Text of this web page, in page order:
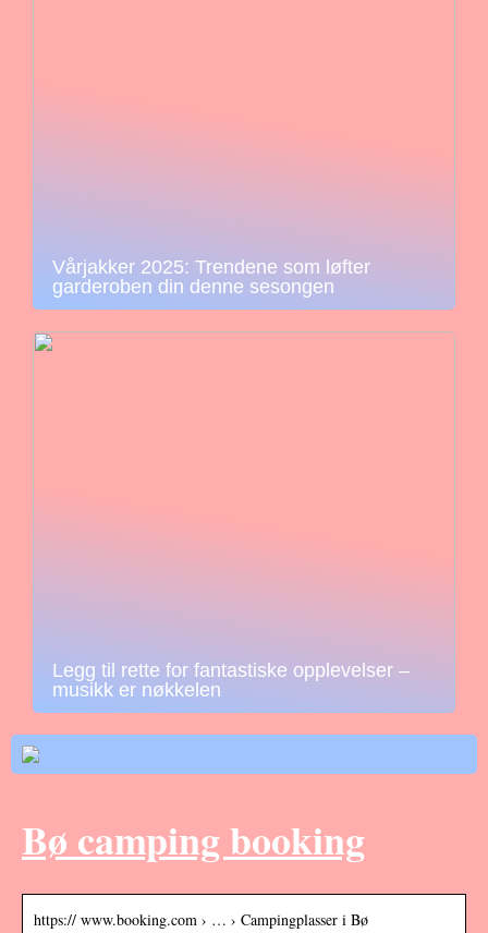
Vårjakker 2025: Trendene som løfter
garderoben din denne sesongen
Legg til rette for fantastiske opplevelser –
musikk er nøkkelen
Bø camping booking
https:// www.booking.com › … › Campingplasser i Bø